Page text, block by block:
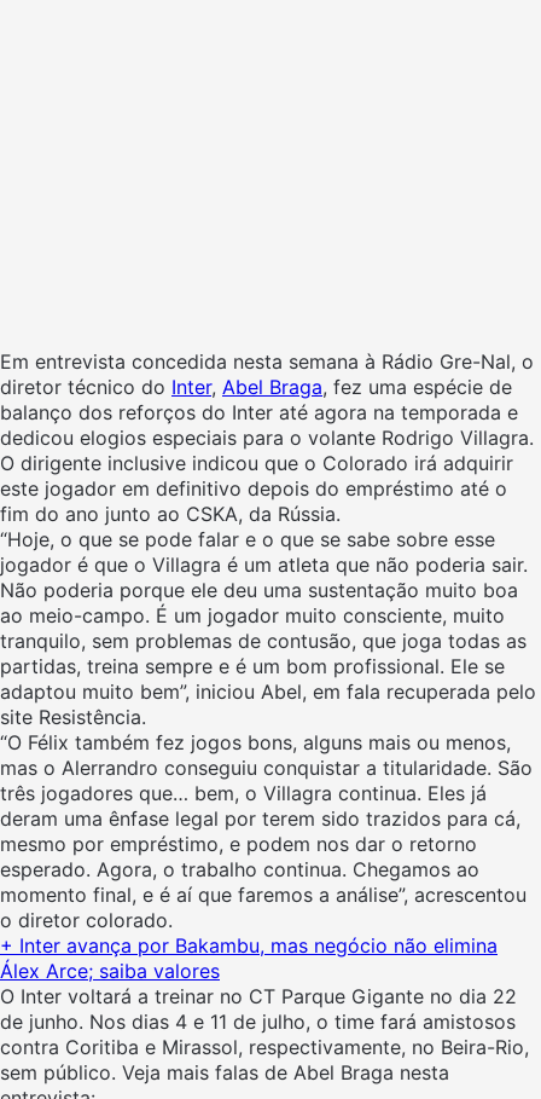
Em entrevista concedida nesta semana à Rádio Gre-Nal, o
diretor técnico do Inter, Abel Braga, fez uma espécie de
balanço dos reforços do Inter até agora na temporada e
dedicou elogios especiais para o volante Rodrigo Villagra.
O dirigente inclusive indicou que o Colorado irá adquirir
este jogador em definitivo depois do empréstimo até o
fim do ano junto ao CSKA, da Rússia.
“Hoje, o que se pode falar e o que se sabe sobre esse
jogador é que o Villagra é um atleta que não poderia sair.
Não poderia porque ele deu uma sustentação muito boa
ao meio-campo. É um jogador muito consciente, muito
tranquilo, sem problemas de contusão, que joga todas as
partidas, treina sempre e é um bom profissional. Ele se
adaptou muito bem”, iniciou Abel, em fala recuperada pelo
site Resistência.
“O Félix também fez jogos bons, alguns mais ou menos,
mas o Alerrandro conseguiu conquistar a titularidade. São
três jogadores que… bem, o Villagra continua. Eles já
deram uma ênfase legal por terem sido trazidos para cá,
mesmo por empréstimo, e podem nos dar o retorno
esperado. Agora, o trabalho continua. Chegamos ao
momento final, e é aí que faremos a análise”, acrescentou
o diretor colorado.
+ Inter avança por Bakambu, mas negócio não elimina
Álex Arce; saiba valores
O Inter voltará a treinar no CT Parque Gigante no dia 22
de junho. Nos dias 4 e 11 de julho, o time fará amistosos
contra Coritiba e Mirassol, respectivamente, no Beira-Rio,
sem público. Veja mais falas de Abel Braga nesta